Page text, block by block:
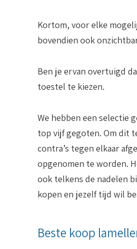
Kortom, voor elke
bovendien ook
Ben je ervan overtuigd
toestel te kiezen.
We hebben een selectie
top vijf gegoten. Om dit
contra’s tegen elkaar
opgenomen te worden.
ook telkens de nadelen
kopen en jezelf tijd wil
Beste koop